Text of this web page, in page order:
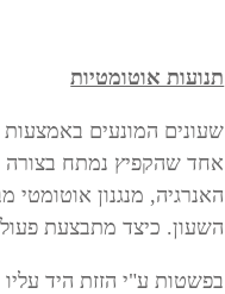
תנועות אוטומטיות
שעונים המונעים באמצעות
אחד שהקפיץ נמתח בצורה
האנרגיה, מנגנון
השעון. כיצד מתבצעת
בפשטות ע"י הזזת היד